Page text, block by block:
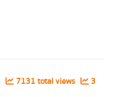
7131 total views
3